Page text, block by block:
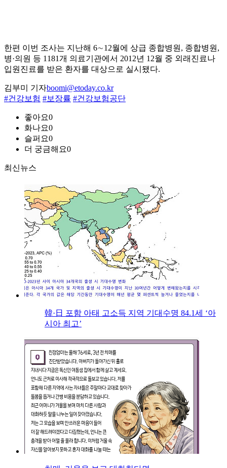
한편 이번 조사는 지난해 6∼12월에 상급 종합병원, 종합병원,
병·의원 등 1181개 의료기관에서 2012년 12월 중 외래진료나
입원진료를 받은 환자를 대상으로 실시됐다.
김부미 기자boomi@etoday.co.kr
#건강보험 #보장률 #건강보험공단
좋아요0
화나요0
슬퍼요0
더 궁금해요0
최신뉴스
韓·日 포함 아태 고소득 지역 기대수명 84.1세 ‘아
시아 최고’